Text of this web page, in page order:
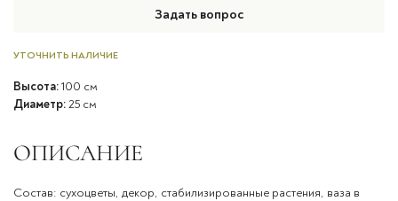
УТОЧНИТЬ НАЛИЧИЕ
Высота:100 см
Диаметр:25 см
Задать вопрос
ОПИСАНИЕ
Состав: сухоцветы, декор, стабилизированные растения, ваза в